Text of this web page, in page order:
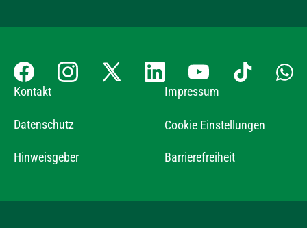
Kontakt Impressum
Datenschutz Cookie Einstellungen
Hinweisgeber Barrierefreiheit